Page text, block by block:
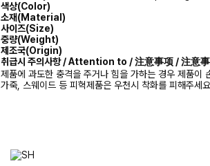
색상(Color)
소재(Material)
사이즈(Size)
중량(Weight)
제조국(Origin)
취급시 주의사항 / Attention to / 注意事项 / 注意
제품에 과도한 충격을 주거나 힘을 가하는 경우 제품이
가죽, 스웨이드 등 피혁제품은 우천시 착화를 피해주세